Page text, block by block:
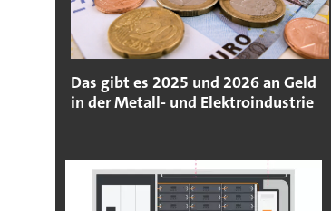
Das gibt es 2025 und 2026 an Geld
in der Metall- und Elektroindustrie